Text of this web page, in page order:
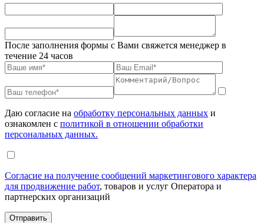
После заполнения формы с Вами свяжется менеджер в
течение 24 часов
Даю согласие на обработку персональных данных и
ознакомлен с политикой в отношении обработки
персональных данных.
Согласие на получение сообщений маркетингового характера
для продвижение работ, товаров и услуг Оператора и
партнерских организаций